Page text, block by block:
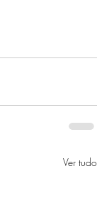
Ver tudo